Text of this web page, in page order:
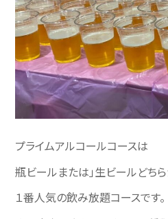
プライムアルコールコースは
瓶ビールまたは」生ビールどち
１番人気の飲み放題コースです。